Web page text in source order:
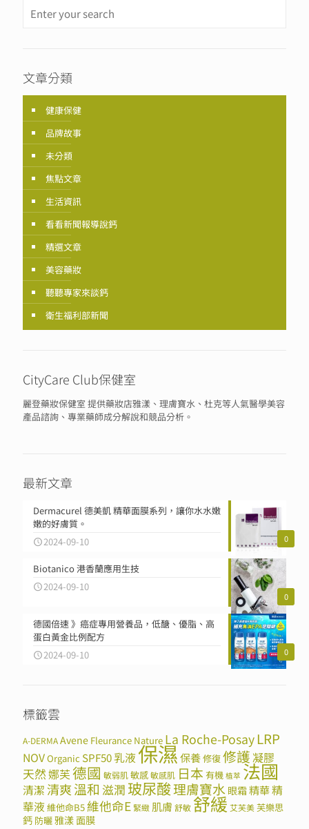
文章分類
健康保健
品牌故事
未分類
焦點文章
生活資訊
看看新聞報導說鈣
精選文章
美容藥妝
聽聽專家來談鈣
衛生福利部新聞
CityCare Club保健室
麗登藥妝保健室 提供藥妝店雅漾、理膚寶水、杜克等人氣醫學美容
產品諮詢、專業藥師成分解說和競品分析。
最新文章
0
Dermacurel 德美凱 精華面膜系列，讓你水水嫩
嫩的好膚質。
2024-09-10
0
Biotanico 港香蘭應用生技
2024-09-10
0
德國倍速 》癌症專用營養品，低醣、優脂、高
蛋白黃金比例配方
2024-09-10
標籤雲
A-DERMAAvene Fleurance Nature La Roche-PosayLRP
NOVOrganic SPF50乳液保濕保養修復修護凝膠
天然娜芙德國 敏弱肌敏感敏感肌 日本 有機 植萃 法國
清潔清爽溫和 滋潤 玻尿酸理膚寶水 眼霜精華精
華液維他命B5 維他命E 緊緻 肌膚 舒敏 舒緩 艾芙美芙樂思
鈣 防曬雅漾面膜